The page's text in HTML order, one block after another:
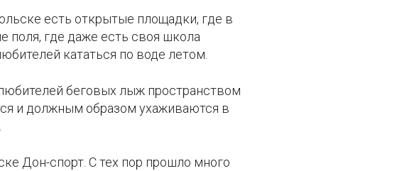
есть открытые площадки, где в
поля, где даже есть своя школа
кататься по воде летом.
беговых лыж пространством
и должным образом ухаживаются в
Дон-спорт. С тех пор прошло много